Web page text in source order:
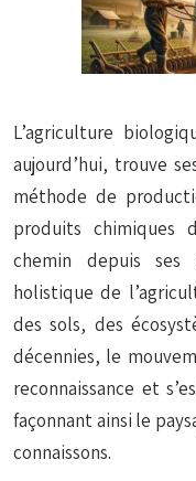
L’agriculture
aujourd’hui, trouve
méthode de
produits chimiques
chemin depuis ses
holistique de
des sols, des
décennies, le
reconnaissance et
façonnant ainsi le
connaissons.